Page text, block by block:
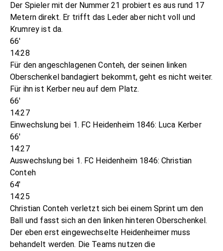
Der Spieler mit der Nummer 21 probiert es aus rund 17
Metern direkt. Er trifft das Leder aber nicht voll und
Krumrey ist da.
66'
14:28
Für den angeschlagenen Conteh, der seinen linken
Oberschenkel bandagiert bekommt, geht es nicht weiter.
Für ihn ist Kerber neu auf dem Platz.
66'
14:27
Einwechslung bei 1. FC Heidenheim 1846: Luca Kerber
66'
14:27
Auswechslung bei 1. FC Heidenheim 1846: Christian
Conteh
64'
14:25
Christian Conteh verletzt sich bei einem Sprint um den
Ball und fasst sich an den linken hinteren Oberschenkel.
Der eben erst eingewechselte Heidenheimer muss
behandelt werden. Die Teams nutzen die